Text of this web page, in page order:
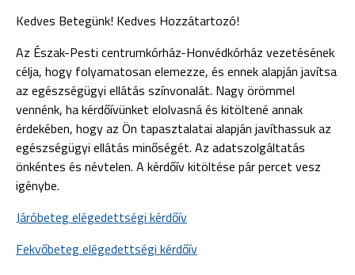
Kedves Betegünk! Kedves Hozzátartozó!
Az Észak-Pesti centrumkórház-Honvédkórház vezetésének
célja, hogy folyamatosan elemezze, és ennek alapján javítsa
az egészségügyi ellátás színvonalát. Nagy örömmel
vennénk, ha kérdőívünket elolvasná és kitöltené annak
érdekében, hogy az Ön tapasztalatai alapján javíthassuk az
egészségügyi ellátás minőségét. Az adatszolgáltatás
önkéntes és névtelen. A kérdőív kitöltése pár percet vesz
igénybe.
Járóbeteg elégedettségi kérdőív
Fekvőbeteg elégedettségi kérdőív